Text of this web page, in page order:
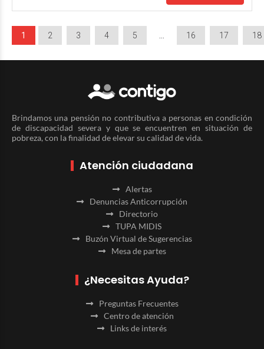
1 2 3 4 5 16 17 18
Brindamos una pensión no contributiva a personas en condición
de discapacidad severa y que se encuentren en situación de
pobreza, con la finalidad de elevar su calidad de vida.
Atención ciudadana
Alertas
Denuncias Anticorrupción
Directorio
TUPA MIDIS
Buzón Virtual de Sugerencias
Mesa de partes
¿Necesitas Ayuda?
Preguntas Frecuentes
Centro de atención
Links de interés